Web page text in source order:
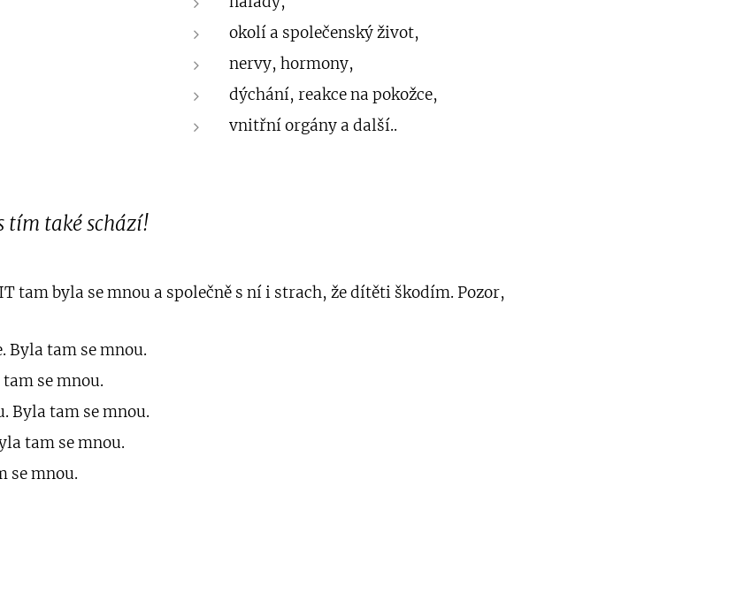
okolí a společenský život,
nervy, hormony,
dýchání, reakce na pokožce,
vnitřní orgány a další..
tím také schází!
tam byla se mnou a společně s ní i strach, že dítěti škodím. Pozor,
Byla tam se mnou.
se mnou.
Byla tam se mnou.
tam se mnou.
se mnou.